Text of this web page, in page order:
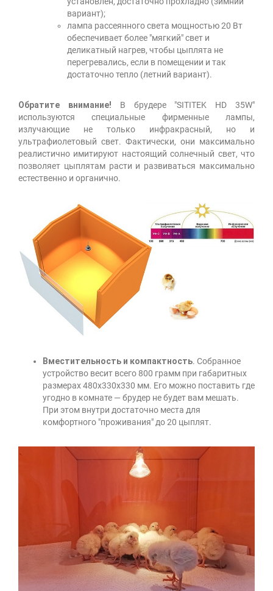
вариант);
лампа рассеянного света мощностью 20 Вт
обеспечивает более "мягкий" свет и
деликатный нагрев, чтобы цыплята не
перегревались, если в помещении и так
достаточно тепло (летний вариант).
Обратите внимание! В брудере "SITITEK HD 35W"
используются специальные фирменные лампы,
излучающие не только инфракрасный, но и
ультрафиолетовый свет. Фактически, они максимально
реалистично имитируют настоящий солнечный свет, что
позволяет цыплятам расти и развиваться максимально
естественно и органично.
Вместительность и компактность. Собранное
устройство весит всего 800 грамм при габаритных
размерах 480x330x330 мм. Его можно поставить где
угодно в комнате — брудер не будет вам мешать.
При этом внутри достаточно места для
комфортного "проживания" до 20 цыплят.